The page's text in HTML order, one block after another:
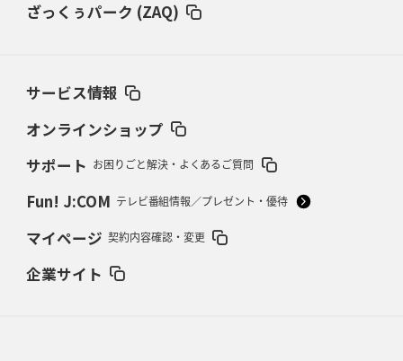
2026年2月19日(木)更新
37年女子W杯招致への課題と期待
2026年2月12日(木)更新
2026年2月5日(木)更新
占い方
ざっくぅパーク (ZAQ)
サービス情報
オンラインショップ
サポート お困りごと解決・よくあるご質問
Fun! J:COM テレビ番組情報／プレゼント・優待
マイページ 契約内容確認・変更
企業サイト